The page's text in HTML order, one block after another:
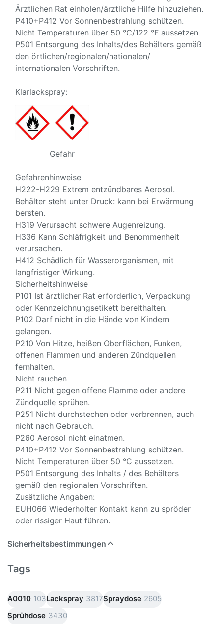
Ärztlichen Rat einholen/ärztliche Hilfe hinzuziehen.
P410+P412 Vor Sonnenbestrahlung schützen.
Nicht Temperaturen über 50 °C/122 °F aussetzen.
P501 Entsorgung des Inhalts/des Behälters gemäß
den örtlichen/regionalen/nationalen/
internationalen Vorschriften.
Klarlackspray:
Gefahr
Gefahrenhinweise
H222-H229 Extrem entzündbares Aerosol.
Behälter steht unter Druck: kann bei Erwärmung
bersten.
H319 Verursacht schwere Augenreizung.
H336 Kann Schläfrigkeit und Benommenheit
verursachen.
H412 Schädlich für Wasserorganismen, mit
langfristiger Wirkung.
Sicherheitshinweise
P101 Ist ärztlicher Rat erforderlich, Verpackung
oder Kennzeichnungsetikett bereithalten.
P102 Darf nicht in die Hände von Kindern
gelangen.
P210 Von Hitze, heißen Oberflächen, Funken,
offenen Flammen und anderen Zündquellen
fernhalten.
Nicht rauchen.
P211 Nicht gegen offene Flamme oder andere
Zündquelle sprühen.
P251 Nicht durchstechen oder verbrennen, auch
nicht nach Gebrauch.
P260 Aerosol nicht einatmen.
P410+P412 Vor Sonnenbestrahlung schützen.
Nicht Temperaturen über 50 °C aussetzen.
P501 Entsorgung des Inhalts / des Behälters
gemäß den regionalen Vorschriften.
Zusätzliche Angaben:
EUH066 Wiederholter Kontakt kann zu spröder
oder rissiger Haut führen.
Sicherheitsbestimmungen
Tags
A0010 103Lackspray 3817Spraydose 2605
Sprühdose 3430